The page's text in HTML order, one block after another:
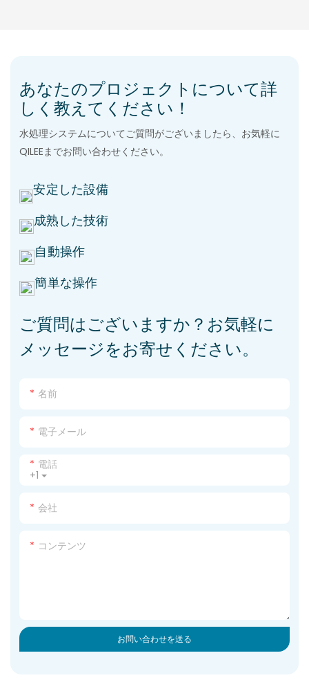
あなたのプロジェクトについて詳
しく教えてください！
水処理システムについてご質問がございましたら、お気軽に
QILEEまでお問い合わせください。
安定した設備
成熟した技術
自動操作
簡単な操作
ご質問はございますか？お気軽に
メッセージをお寄せください。
名前
電子メール
+1
電話
会社
コンテンツ
お問い合わせを送る